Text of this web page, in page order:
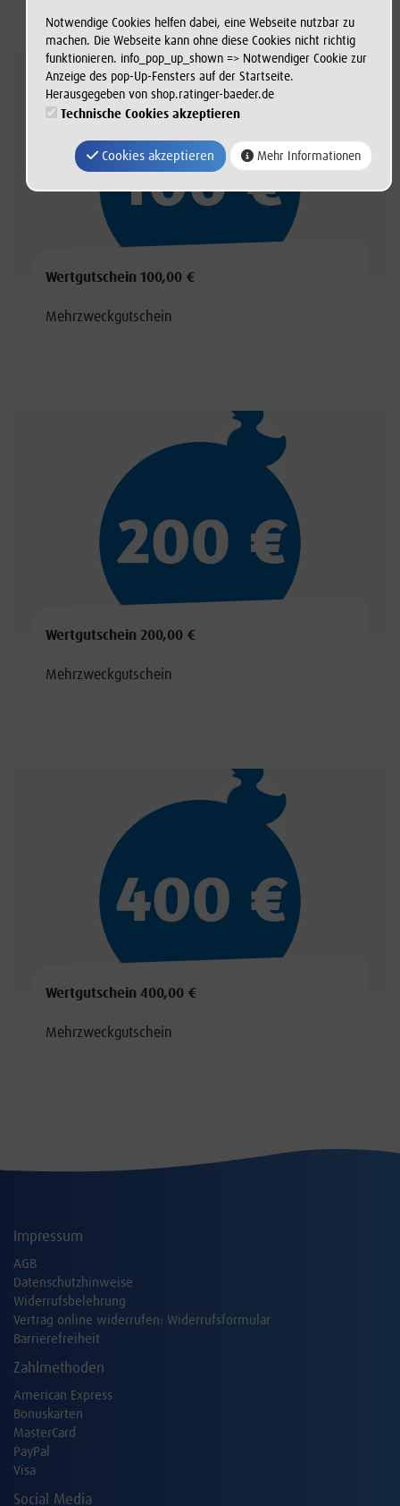
Wertgutschein 100,00 €
Mehrzweckgutschein
Wertgutschein 200,00 €
Mehrzweckgutschein
Wertgutschein 400,00 €
Mehrzweckgutschein
Impressum
AGB
Datenschutzhinweise
Widerrufsbelehrung
Vertrag online widerrufen: Widerrufsformular
Barrierefreiheit
Zahlmethoden
American Express
Bonuskarten
MasterCard
PayPal
Visa
Social Media
Notwendige Cookies helfen dabei, eine Webseite nutzbar zu
machen. Die Webseite kann ohne diese Cookies nicht richtig
funktionieren. info_pop_up_shown => Notwendiger Cookie zur
Anzeige des pop-Up-Fensters auf der Startseite.
Herausgegeben von shop.ratinger-baeder.de
Technische Cookies akzeptieren
Cookies akzeptieren Mehr Informationen